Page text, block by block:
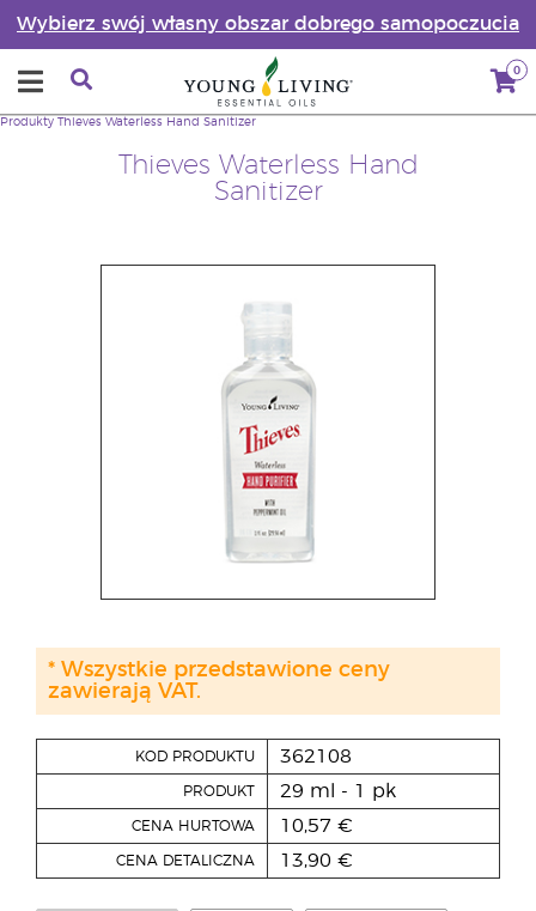
Wybierz swój własny obszar dobrego samopoczucia
0
Thieves Waterless Hand
Sanitizer
Produkty Thieves Waterless Hand Sanitizer
KOD PRODUKTU 362108
PRODUKT 29 ml - 1 pk
CENA HURTOWA 10,57 €
CENA DETALICZNA 13,90 €
* Wszystkie przedstawione ceny
zawierają VAT.